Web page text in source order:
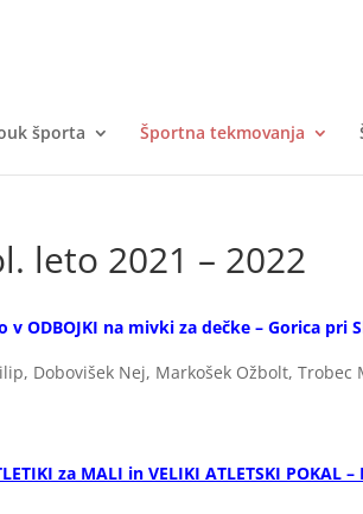
športa Športna tekmovanja
leto 2021 – 2022
ODBOJKI na mivki za dečke – Gorica pri
Dobovišek Nej, Markošek Ožbolt, Trobec
za MALI in VELIKI ATLETSKI POKAL